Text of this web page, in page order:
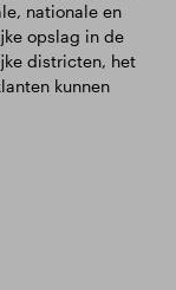
nationale en
opslag in de
districten, het
kunnen